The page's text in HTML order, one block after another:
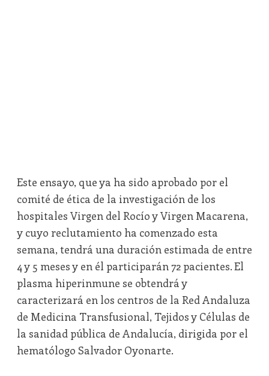
Este ensayo, que ya ha sido aprobado por el
comité de ética de la investigación de los
hospitales Virgen del Rocío y Virgen Macarena,
y cuyo reclutamiento ha comenzado esta
semana, tendrá una duración estimada de entre
4 y 5 meses y en él participarán 72 pacientes. El
plasma hiperinmune se obtendrá y
caracterizará en los centros de la Red Andaluza
de Medicina Transfusional, Tejidos y Células de
la sanidad pública de Andalucía, dirigida por el
hematólogo Salvador Oyonarte.